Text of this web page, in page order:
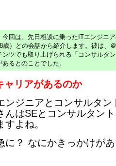
今回は、先日相談に乗ったITエンジニ
歳）との会話から紹介します。彼は、
ツでも取り上げられる「コンサルタン
るとのことでした。
ャリアがあるのか
ジニアとコンサルタン
んはSEとコンサルタン
よね。
？ なにかきっかけが